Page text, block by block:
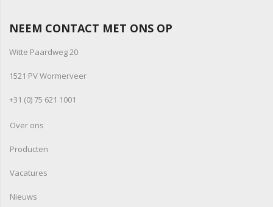
NEEM CONTACT MET ONS OP
Witte Paardweg 20
1521 PV Wormerveer
+31 (0) 75 621 1001
Over ons
Producten
Vacatures
Nieuws